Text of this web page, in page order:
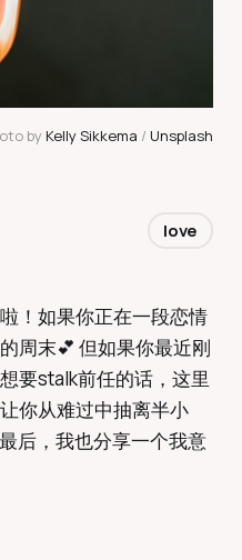
by Kelly Sikkema / Unsplash
！如果你正在一段恋情
周末💕 但如果你最近刚
要stalk前任的话，这里
你从难过中抽离半小
后，我也分享一个我意
love